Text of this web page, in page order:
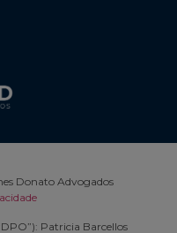
Donato Advogados
Patricia Barcellos